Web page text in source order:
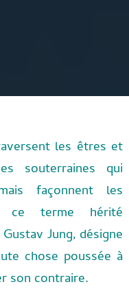
les êtres et
souterraines qui
façonnent les
ce terme hérité
Jung, désigne
chose poussée à
son contraire.